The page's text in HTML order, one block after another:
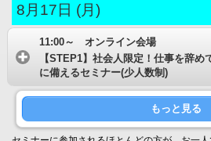
8月17日 (月)
11:00～ オンライン会場
【STEP1】社会人限定！仕事を辞
に備えるセミナー(少人数制)
もっと見る